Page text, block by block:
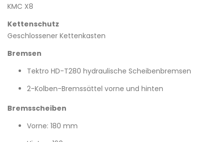
KMC X8
Kettenschutz
Geschlossener Kettenkasten
Bremsen
Tektro HD-T280 hydraulische Scheibenbremsen
2-Kolben-Bremssättel vorne und hinten
Bremsscheiben
Vorne: 180 mm